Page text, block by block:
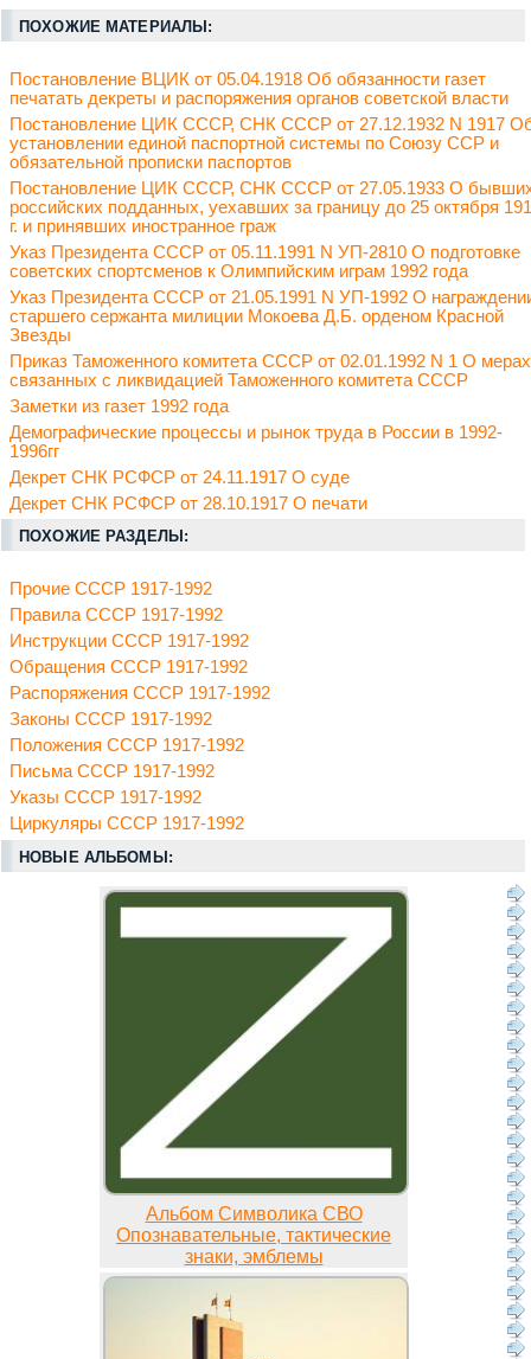
ПОХОЖИЕ МАТЕРИАЛЫ:
Постановление ВЦИК от 05.04.1918 Об обязанности газет
печатать декреты и распоряжения органов советской власти
Постановление ЦИК СССР, СНК СССР от 27.12.1932 N 1917
установлении единой паспортной системы по Союзу ССР и
обязательной прописки паспортов
Постановление ЦИК СССР, СНК СССР от 27.05.1933 О
российских подданных, уехавших за границу до 25 октября
г. и принявших иностранное граж
Указ Президента СССР от 05.11.1991 N УП-2810 О подготовке
советских спортсменов к Олимпийским играм 1992 года
Указ Президента СССР от 21.05.1991 N УП-1992 О
старшего сержанта милиции Мокоева Д.Б. орденом Красной
Звезды
Приказ Таможенного комитета СССР от 02.01.1992 N 1 О
связанных с ликвидацией Таможенного комитета СССР
Заметки из газет 1992 года
Демографические процессы и рынок труда в России в 1992-
1996гг
Декрет СНК РСФСР от 24.11.1917 О суде
Декрет СНК РСФСР от 28.10.1917 О печати
ПОХОЖИЕ РАЗДЕЛЫ:
Прочие СССР 1917-1992
Правила СССР 1917-1992
Инструкции СССР 1917-1992
Обращения СССР 1917-1992
Распоряжения СССР 1917-1992
Законы СССР 1917-1992
Положения СССР 1917-1992
Письма СССР 1917-1992
Указы СССР 1917-1992
Циркуляры СССР 1917-1992
НОВЫЕ АЛЬБОМЫ:
Альбом Символика СВО
Опознавательные, тактические
знаки, эмблемы